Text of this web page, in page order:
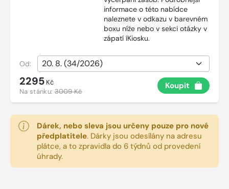
informace o této nabídce
naleznete v odkazu v barevném
boxu níže nebo v sekci otázky v
zápatí íKiosku.
Od:
2295 Kč
Na stánku:3009 Kč
Koupit
Dárek, nebo sleva jsou určeny pouze pro nové
předplatitele. Dárky jsou odesílány na adresu
plátce, a to zpravidla do 6 týdnů od provedení
úhrady.